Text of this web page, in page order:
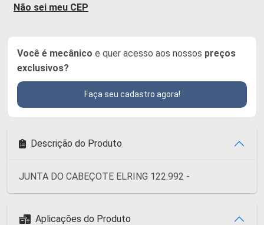
Não sei meu CEP
Você é mecânico e quer acesso aos nossos preços
exclusivos?
Faça seu cadastro agora!
Descrição do Produto
JUNTA DO CABEÇOTE ELRING 122.992 -
Aplicações do Produto